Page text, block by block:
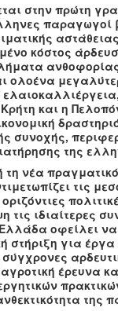
στην πρώτη
παραγωγοί
κόστος
ολοένα
και η
συνοχής,
της
τη νέα
τις
ιδιαίτερες
οφείλει να
στήριξη για έργα
έρευνα
της